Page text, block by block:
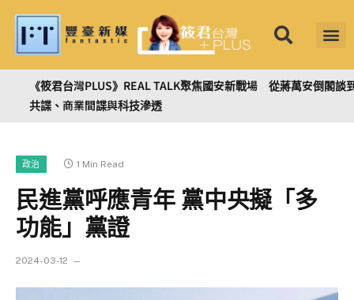
《筱君台灣PLUS》REAL TALK聚焦國安新戰場 從蔣萬安倒閣談到
共諜、商業間諜與科技滲透
政治 1 Min Read
民進黨呼應青年 黨中央擬「多
功能」黨證
2024-03-12